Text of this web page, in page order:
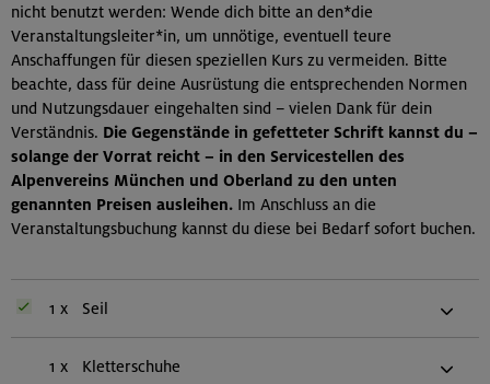
nicht benutzt werden: Wende dich bitte an den*die
Veranstaltungsleiter*in, um unnötige, eventuell teure
Anschaffungen für diesen speziellen Kurs zu vermeiden. Bitte
beachte, dass für deine Ausrüstung die entsprechenden Normen
und Nutzungsdauer eingehalten sind – vielen Dank für dein
Verständnis. Die Gegenstände in gefetteter Schrift kannst du –
solange der Vorrat reicht – in den Servicestellen des
Alpenvereins München und Oberland zu den unten
genannten Preisen ausleihen. Im Anschluss an die
Veranstaltungsbuchung kannst du diese bei Bedarf sofort buchen.
1 x Seil
1 x Kletterschuhe